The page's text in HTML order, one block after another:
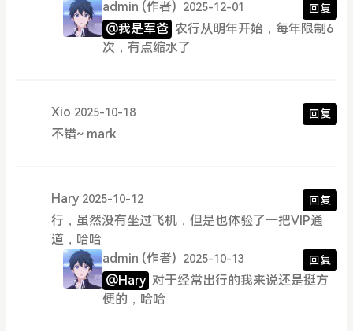
admin (作者) 2025-12-01 回复
@我是军爸 农行从明年开始，每年限制6
次，有点缩水了
Xio 2025-10-18 回复
不错~ mark
Hary 2025-10-12 回复
行，虽然没有坐过飞机，但是也体验了一把VIP通
道，哈哈
admin (作者) 2025-10-13 回复
@Hary 对于经常出行的我来说还是挺方
便的，哈哈